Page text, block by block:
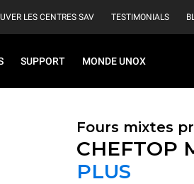
LES CENTRES SAV TESTIMONIALS
SUPPORT MONDE UNOX
Fours mixtes
CHEFTOP
PLUS